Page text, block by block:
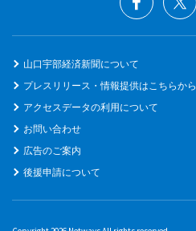
山口宇部経済新聞について
プレスリリース・情報提供はこちらから
アクセスデータの利用について
お問い合わせ
広告のご案内
後援申請について